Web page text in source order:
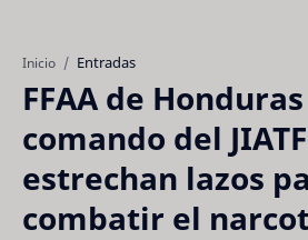
Inicio Entradas
FFAA de
comando del
estrechan lazos
combatir el